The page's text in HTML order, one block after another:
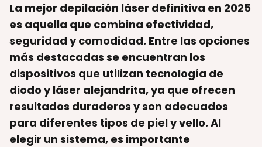
La mejor depilación láser definitiva en 2025
es aquella que combina efectividad,
seguridad y comodidad. Entre las opciones
más destacadas se encuentran los
dispositivos que utilizan tecnología de
diodo y láser alejandrita, ya que ofrecen
resultados duraderos y son adecuados
para diferentes tipos de piel y vello. Al
elegir un sistema, es importante